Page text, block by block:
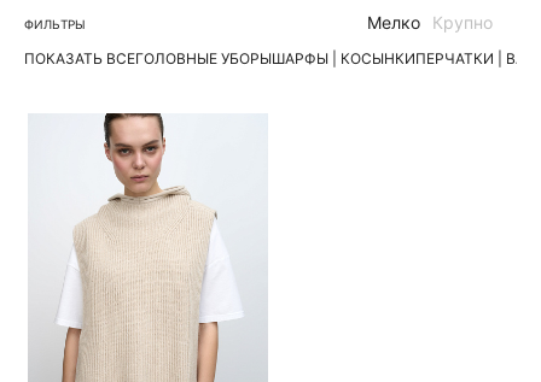
ФИЛЬТРЫ
ПОКАЗАТЬ ВСЕГОЛОВНЫЕ УБОРЫШАРФЫ | КОСЫНКИПЕРЧАТКИ |
Мелко Крупно